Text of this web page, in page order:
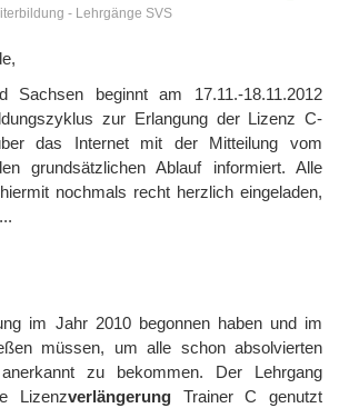
- Lehrgänge SVS
Sachsen beginnt am 17.11.-18.11.2012
zur Erlangung der Lizenz C-
das Internet mit der Mitteilung vom
grundsätzlichen Ablauf informiert. Alle
nochmals recht herzlich eingeladen,
im Jahr 2010 begonnen haben und im
müssen, um alle schon absolvierten
anerkannt zu bekommen. Der Lehrgang
LizenzverlängerungTrainer C genutzt